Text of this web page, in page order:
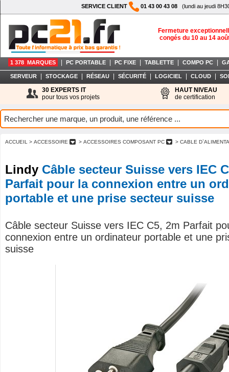
SERVICE CLIENT 01 43 00 43 08 (lundi au jeudi
Fermeture
congés du 10 au 14
1 378 MARQUES PC PORTABLE PC FIXE TABLETTE COMPO PC
SERVEUR STOCKAGE RÉSEAU SÉCURITÉ LOGICIEL CLOUD
30 EXPERTS IT
pour tous vos projets
HAUT NIVEAU
de certification
ACCUEIL > ACCESSOIRE > ACCESSOIRES COMPOSANT PC > CABLE
Lindy Câble secteur Suisse vers IEC
Parfait pour la connexion entre un
portable et une prise secteur suisse
Câble secteur Suisse vers IEC C5, 2m Parfait
connexion entre un ordinateur portable et une
suisse